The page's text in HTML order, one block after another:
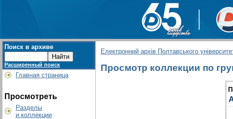
Поиск в архиве
Расширенный поиск
Главная страница
Просмотреть
Разделы
и коллекции
Електронний архів Полтавського
Просмотр коллекции по